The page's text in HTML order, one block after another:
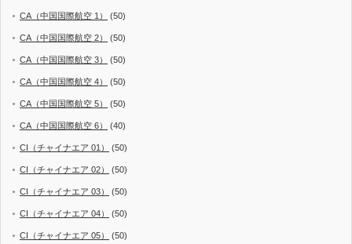
CA（中国国際航空 1） (50)
CA（中国国際航空 2） (50)
CA（中国国際航空 3） (50)
CA（中国国際航空 4） (50)
CA（中国国際航空 5） (50)
CA（中国国際航空 6） (40)
CI（チャイナエア 01） (50)
CI（チャイナエア 02） (50)
CI（チャイナエア 03） (50)
CI（チャイナエア 04） (50)
CI（チャイナエア 05） (50)